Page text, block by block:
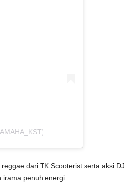
dari TK Scooterist serta aksi DJ
penuh energi.